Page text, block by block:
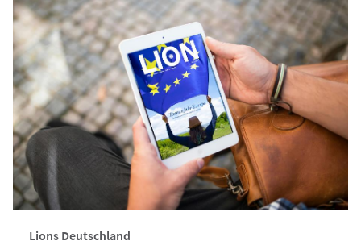
Lions Deutschland